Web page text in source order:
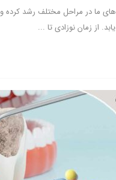
ما در مراحل مختلف رشد کرده و
از زمان نوزادی تا ...